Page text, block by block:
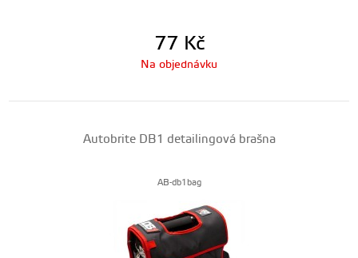
77 Kč
Na objednávku
Autobrite DB1 detailingová brašna
AB-db1bag